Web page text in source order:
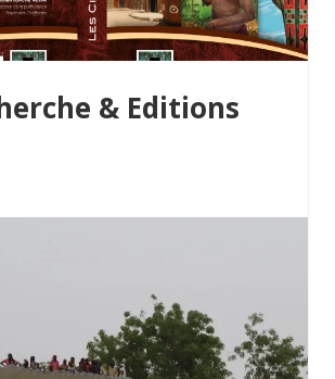
& Editions